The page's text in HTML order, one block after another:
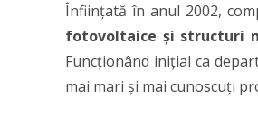
Înființată în anul 2002,
fotovoltaice și structuri
Funcționând inițial ca
mai mari și mai cunoscuți